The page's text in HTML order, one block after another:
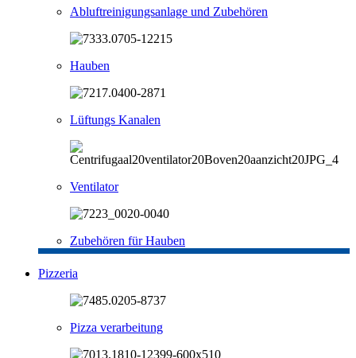
Abluftreinigungsanlage und Zubehören
Hauben
Lüftungs Kanalen
Ventilator
Zubehören für Hauben
Pizzeria
Pizza verarbeitung